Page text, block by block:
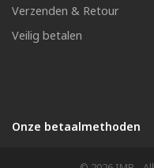
Verzenden & Retour
Veilig betalen
Onze betaalmethoden